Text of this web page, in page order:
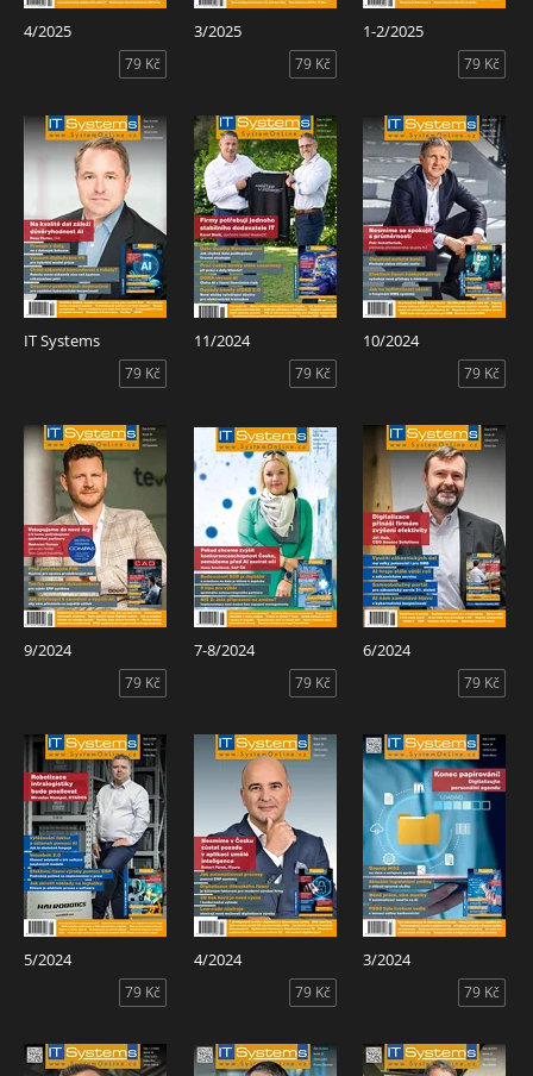
4/2025
79 Kč
3/2025
79 Kč
1-2/2025
79 Kč
IT Systems
79 Kč
11/2024
79 Kč
10/2024
79 Kč
9/2024
79 Kč
7-8/2024
79 Kč
6/2024
79 Kč
5/2024
79 Kč
4/2024
79 Kč
3/2024
79 Kč